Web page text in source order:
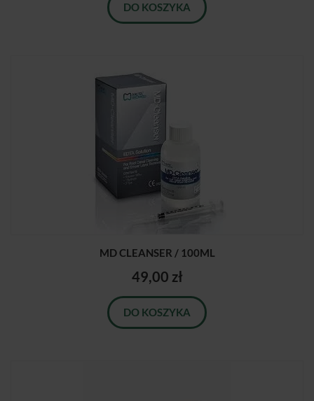
DO KOSZYKA
MD CLEANSER / 100ML
49,00 zł
DO KOSZYKA